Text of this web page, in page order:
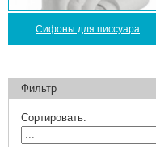
Сифоны для писсуара
Фильтр
Сортировать: